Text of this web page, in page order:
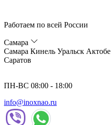
Работаем по всей России
Самара
Самара Кинель Уральск Актобе
Саратов
ПН-ВС 08:00 - 18:00
info@inoxnao.ru